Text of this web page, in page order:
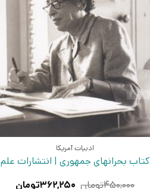
ادبیات آمریکا
کتاب بحرانهای جمهوری | انتشارات علم
۴۵۰,۰۰۰تومان قیمت
۳۶۲,۲۵۰تومان